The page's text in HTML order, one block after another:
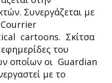
Συνεργάζεται με
Courrier
cartoons. Σκίτσα
του
οποίων οι Guardian
με το